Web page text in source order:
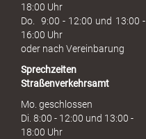
h
18:00 Uhr
Do. 9:00 - 12:00 und 13:00 -
16:00 Uhr
oder nach Vereinbarung
Sprechzeiten
Straßenverkehrsamt
Mo. geschlossen
Di. 8:00 - 12:00 und 13:00 -
18:00 Uhr